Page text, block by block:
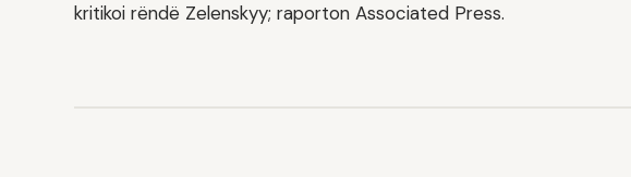
kritikoi rëndë Zelenskyy; raporton Associated Press.